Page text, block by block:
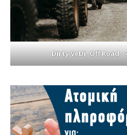
Dirty VeDi, Off Road -